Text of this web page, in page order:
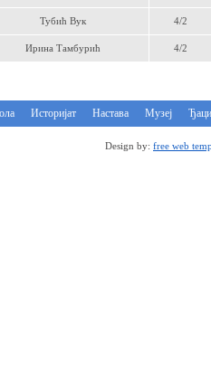
Тубић Вук 4/2
Ирина Тамбурић 4/2
Историјат Настава Музеј Ђаци
Design by: free web